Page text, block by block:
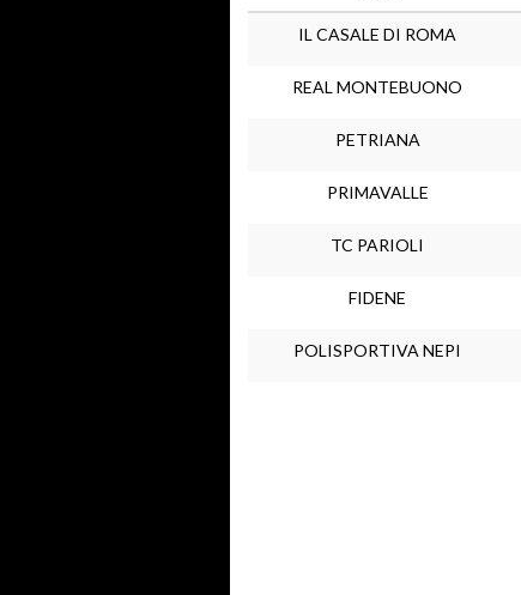
IL CASALE DI ROMA
REAL MONTEBUONO
PETRIANA
PRIMAVALLE
TC PARIOLI
FIDENE
POLISPORTIVA NEPI